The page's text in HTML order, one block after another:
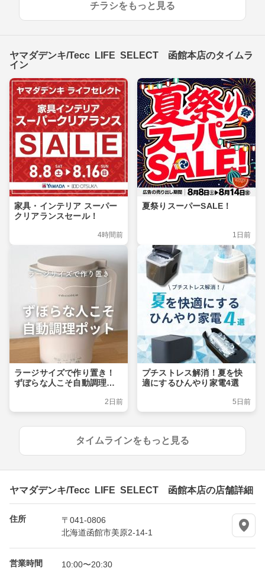
チラシをもっと見る
ヤマダデンキ/Tecc LIFE SELECT 函館本店のタイムラ
イン
家具・インテリア スーパー
クリアランスセール！
4時間前
夏祭りスーパーSALE！
1日前
ラージサイズで作り置き！
ずぼらな人こそ自動調理ポ
2日前
プチストレス解消！夏を快
適にするひんやり家電4選
5日前
タイムラインをもっと見る
ヤマダデンキ/Tecc LIFE SELECT 函館本店の店舗詳細
住所
〒041-0806
北海道函館市美原2-14-1
営業時間 10:00〜20:30